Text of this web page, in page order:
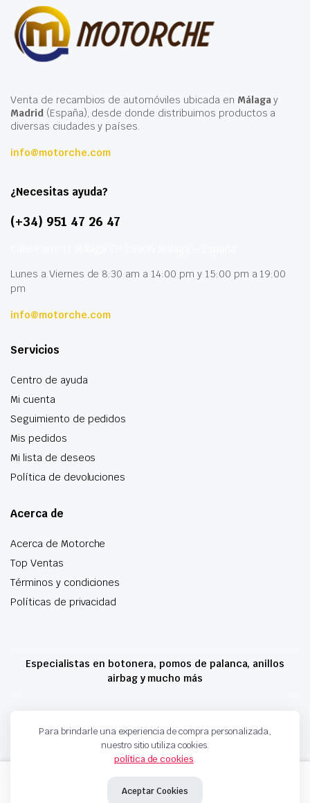
Añadir al carrito
Venta de recambios de automóviles ubicada en Málagay
Madrid(España), desde donde distribuimos productos a
diversas ciudades y países.
info@motorche.com
¿Necesitas ayuda?
(+34) 951 47 26 47
Lunes a Viernes de 8:30 am a 14:00 pm y 15:00 pm a 19:00
pm
info@motorche.com
Servicios
Centro de ayuda
Mi cuenta
Seguimiento de pedidos
Mis pedidos
Mi lista de deseos
Política de devoluciones
Acerca de
Acerca de Motorche
Top Ventas
Términos y condiciones
Políticas de privacidad
Especialistas en botonera, pomos de palanca, anillos
airbag y mucho más
Copyright 2024 © Motorche Autoparts. Todos los derechos reservados
Para brindarle una experiencia de compra personalizada,
nuestro sitio utiliza cookies.
política de cookies.
Aceptar Cookies